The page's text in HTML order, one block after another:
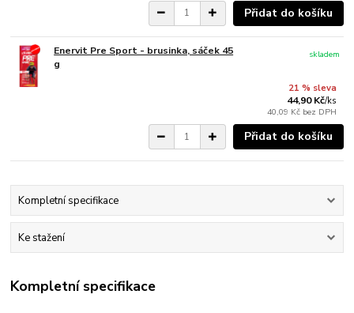
Přidat do košíku
Enervit Pre Sport - brusinka, sáček 45
g
21 % sleva
44,90 Kč/ks
40,09 Kč bez DPH
skladem
Přidat do košíku
Kompletní specifikace
Ke stažení
Kompletní specifikace